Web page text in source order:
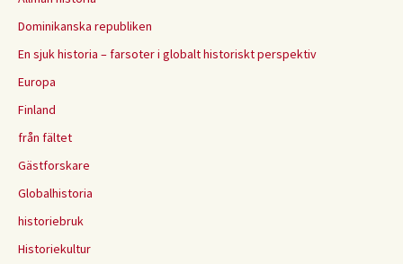
Dominikanska republiken
En sjuk historia – farsoter i globalt historiskt perspektiv
Europa
Finland
från fältet
Gästforskare
Globalhistoria
historiebruk
Historiekultur